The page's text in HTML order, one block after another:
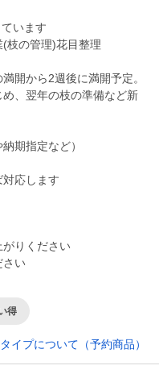
います
枝の管理)花目整理
開から2週後に満開予定。
、翌年の枝の準備など新
期指定など）
応します
りください
さい
得
イプについて（予約商品）